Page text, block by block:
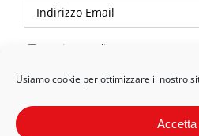
Usiamo cookie per ottimizzare il nostro
Accetta
Privacy Policy